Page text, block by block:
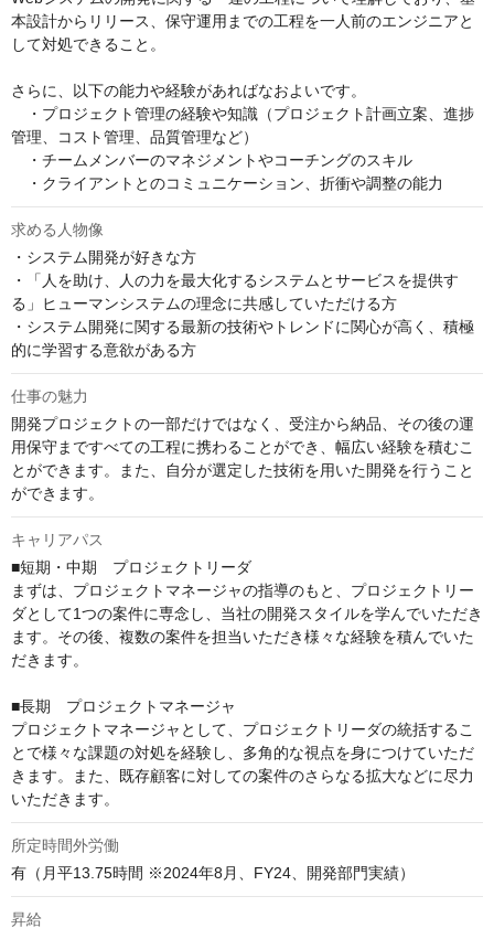
本設計からリリース、保守運用までの工程を一人前のエンジニアと
して対処できること。
さらに、以下の能力や経験があればなおよいです。
・プロジェクト管理の経験や知識（プロジェクト計画立案、進捗
管理、コスト管理、品質管理など）
・チームメンバーのマネジメントやコーチングのスキル
・クライアントとのコミュニケーション、折衝や調整の能力
求める人物像
・システム開発が好きな方
・「人を助け、人の力を最大化するシステムとサービスを提供す
る」ヒューマンシステムの理念に共感していただける方
・システム開発に関する最新の技術やトレンドに関心が高く、積極
的に学習する意欲がある方
仕事の魅力
開発プロジェクトの一部だけではなく、受注から納品、その後の運
用保守まですべての工程に携わることができ、幅広い経験を積むこ
とができます。また、自分が選定した技術を用いた開発を行うこと
ができます。
キャリアパス
■短期・中期　プロジェクトリーダ
まずは、プロジェクトマネージャの指導のもと、プロジェクトリー
ダとして1つの案件に専念し、当社の開発スタイルを学んでいただき
ます。その後、複数の案件を担当いただき様々な経験を積んでいた
だきます。
■長期　プロジェクトマネージャ
プロジェクトマネージャとして、プロジェクトリーダの統括するこ
とで様々な課題の対処を経験し、多角的な視点を身につけていただ
きます。また、既存顧客に対しての案件のさらなる拡大などに尽力
いただきます。
所定時間外労働
有（月平13.75時間 ※2024年8月、FY24、開発部門実績）
昇給